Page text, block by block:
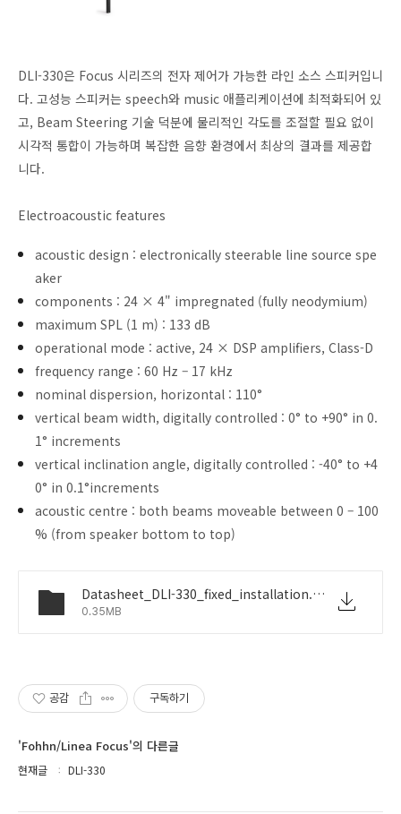
DLI-330은 Focus 시리즈의 전자 제어가 가능한 라인 소스 스피커입니
다. 고성능 스피커는 speech와 music 애플리케이션에 최적화되어 있
고, Beam Steering 기술 덕분에 물리적인 각도를 조절할 필요 없이
시각적 통합이 가능하며 복잡한 음향 환경에서 최상의 결과를 제공합
니다.
Electroacoustic features
acoustic design : electronically steerable line source spe
aker
components : 24 × 4" impregnated (fully neodymium)
maximum SPL (1 m) : 133 dB
operational mode : active, 24 × DSP amplifiers, Class-D
frequency range : 60 Hz – 17 kHz
nominal dispersion, horizontal : 110°
vertical beam width, digitally controlled : 0° to +90° in 0.
1° increments
vertical inclination angle, digitally controlled : -40° to +4
0° in 0.1°increments
acoustic centre : both beams moveable between 0 – 100
% (from speaker bottom to top)
Datasheet_DLI-330_fixed_installation.pdf
0.35MB
공감 구독하기
'Fohhn/Linea Focus'의 다른글
현재글 DLI-330